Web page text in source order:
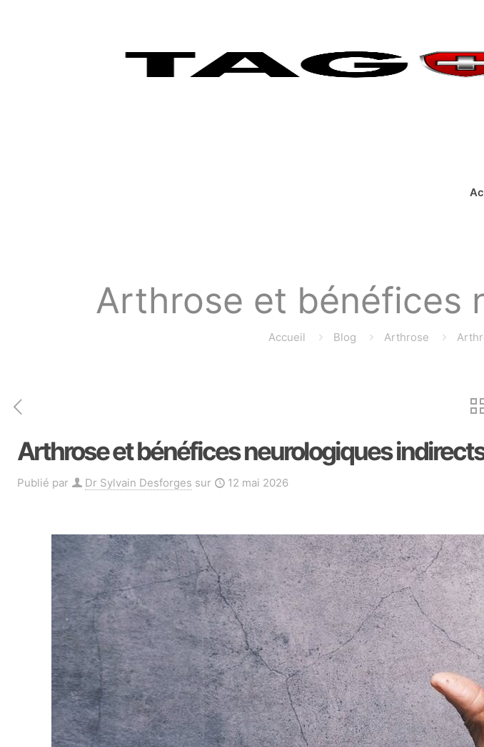
Arthrose et bénéfices
Accueil Blog Arthrose
Arthrose et bénéfices neurologiques
Publié par Dr Sylvain Desforges sur 12 mai 2026